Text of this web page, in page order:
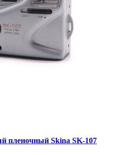
пленочный Skina SK-107